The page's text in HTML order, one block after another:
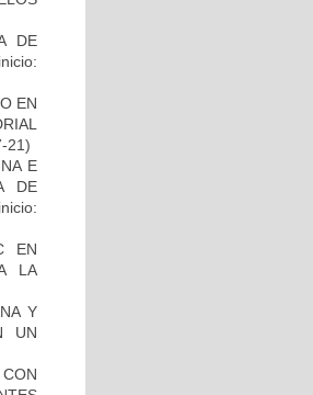
DE
EN
21)
E
DE
EN
LA
Y
UN